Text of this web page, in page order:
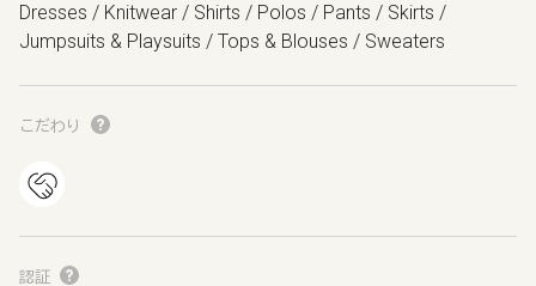
Dresses / Knitwear / Shirts / Polos / Pants / Skirts /
Jumpsuits & Playsuits / Tops & Blouses / Sweaters
こだわり
認証